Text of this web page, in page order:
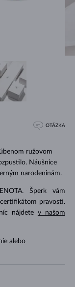
ružovom
Náušnice
narodeninám.
Šperk vám
pravosti.
nájdete v našom
alebo
OTÁZKA